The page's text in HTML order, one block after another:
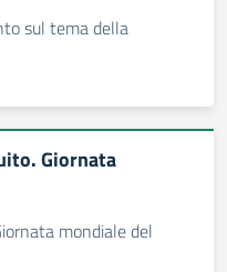
sul tema della
Giornata
mondiale del